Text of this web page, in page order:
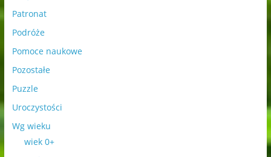
Patronat
Podróże
Pomoce naukowe
Pozostałe
Puzzle
Uroczystości
Wg wieku
wiek 0+